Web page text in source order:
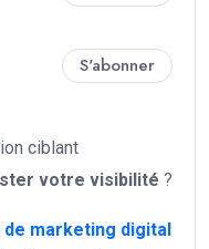
S'abonner
ciblant
votre visibilité ?
marketing digital